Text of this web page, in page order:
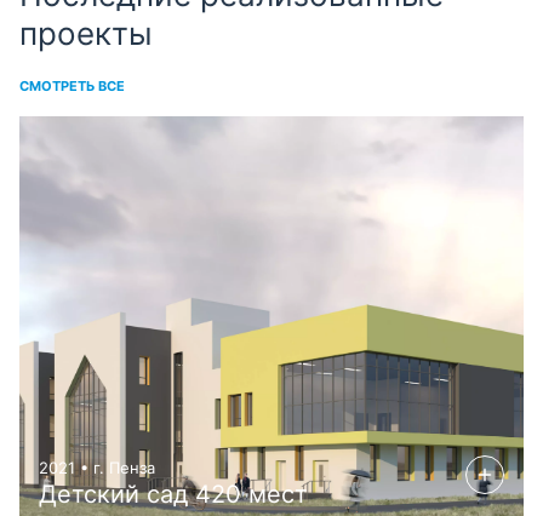
проекты
СМОТРЕТЬ ВСЕ
2021 • г. Пенза
Детский сад 420 мест